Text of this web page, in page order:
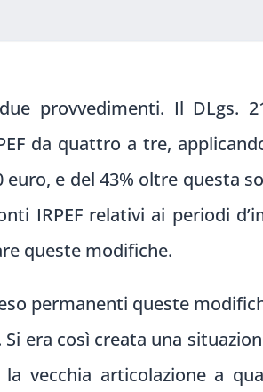
provvedimenti. Il DLgs.
da quattro a tre,
e del 43% oltre questa
IRPEF relativi ai periodi
queste modifiche.
permanenti queste
era così creata una
vecchia articolazione a